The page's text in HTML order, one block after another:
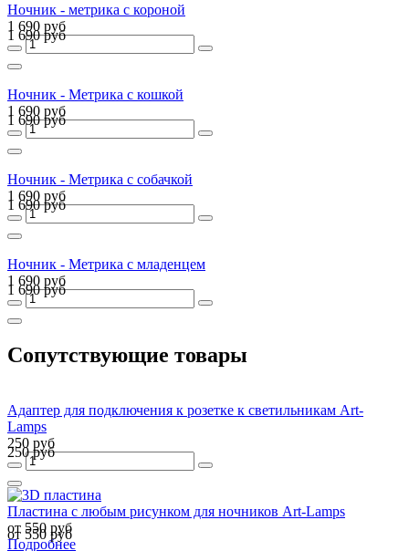
Ночник - метрика с короной
1 690 руб
1 690 руб
Ночник - Метрика с кошкой
1 690 руб
1 690 руб
Ночник - Метрика с собачкой
1 690 руб
1 690 руб
Ночник - Метрика с младенцем
1 690 руб
1 690 руб
Сопутствующие товары
Адаптер для подключения к розетке к светильникам Art-
Lamps
250 руб
250 руб
Пластина с любым рисунком для ночников Art-Lamps
от 550 руб
от 550 руб
Подробнее